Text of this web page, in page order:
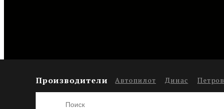
Производители Автопилот Динас Петров